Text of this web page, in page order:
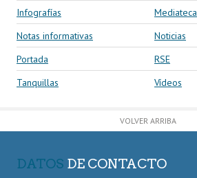
Infografías
Mediateca
Notas informativas
Noticias
Portada
RSE
Tanquillas
Vídeos
VOLVER ARRIBA
DATOS DE CONTACTO